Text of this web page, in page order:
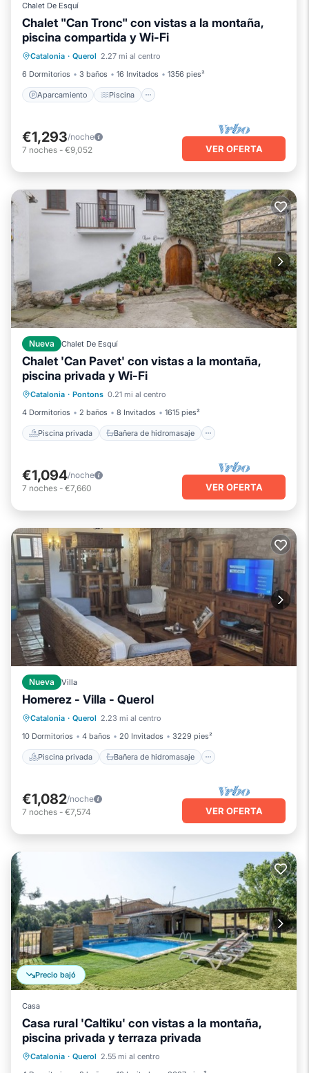
Chalet De Esquí
Chalet "Can Tronc" con vistas a la montaña,
piscina compartida y Wi-Fi
Catalonia · Querol 2.27 mi al centro
6 Dormitorios
3 baños 16 Invitados 1356 pies²
Aparcamiento Piscina
Aparcamiento
Piscina
Balcón/Terraza
Cocina
€1,293/noche
7 noches - €9,052 VER OFERTA
Nueva Chalet De Esquí
Chalet 'Can Pavet' con vistas a la montaña,
piscina privada y Wi-Fi
Catalonia · Pontons 0.21 mi al centro
4 Dormitorios
2 baños 8 Invitados 1615 pies²
Piscina privada Bañera de hidromasaje
Piscina privada
Piscina
Balcón/Terraza
€1,094/noche
7 noches - €7,660 VER OFERTA
Nueva Villa
Homerez - Villa - Querol
Catalonia · Querol 2.23 mi al centro
10 Dormitorios
4 baños 20 Invitados 3229 pies²
Piscina privada Bañera de hidromasaje
Piscina privada
Bañera de hidromasaje
Aparcamiento
Piscina
€1,082/noche
7 noches - €7,574 VER OFERTA
Precio bajó
Casa
Casa rural 'Caltiku' con vistas a la montaña,
piscina privada y terraza privada
Catalonia · Querol 2.55 mi al centro
Piscina privada
Aparcamiento
Piscina
Balcón/Terraza